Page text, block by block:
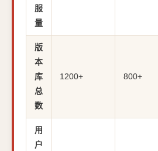
服
量
版
本
库
总
数
1200+ 800+
用
户